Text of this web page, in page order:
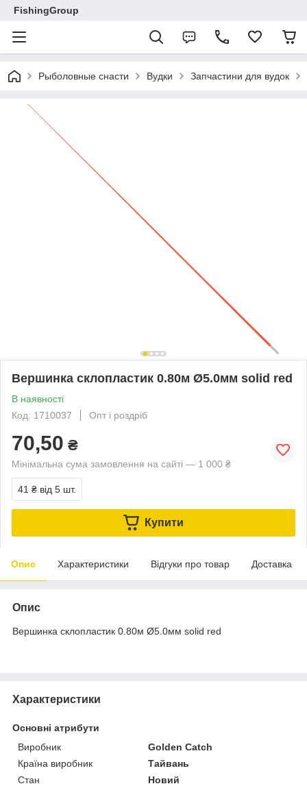
FishingGroup
Рыболовные снасти Вудки Запчастини для вудок
Вершинка склопластик 0.80м Ø5.0мм solid red
В наявності
Код: 1710037
Опт і роздріб
70,50 ₴
Мінімальна сума замовлення на сайті — 1 000 ₴
41 ₴ від 5 шт.
Купити
Опис Характеристики Відгуки про товар Доставка
Опис
Вершинка склопластик 0.80м Ø5.0мм solid red
Характеристики
Основні атрибути
Виробник
Golden Catch
Країна виробник
Тайвань
Стан
Новий